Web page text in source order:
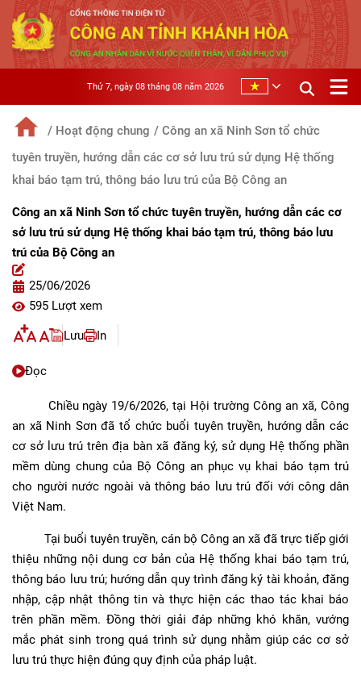
Thứ 7, ngày 08 tháng 08 năm 2026
/ Hoạt động chung / Công an xã Ninh Sơn tổ chức
tuyên truyền, hướng dẫn các cơ sở lưu trú sử dụng Hệ thống
khai báo tạm trú, thông báo lưu trú của Bộ Công an
Công an xã Ninh Sơn tổ chức tuyên truyền, hướng dẫn các cơ
sở lưu trú sử dụng Hệ thống khai báo tạm trú, thông báo lưu
trú của Bộ Công an
25/06/2026
595 Lượt xem
Lưu In
Đọc
Chiều ngày 19/6/2026, tại Hội trường Công an xã, Công
an xã Ninh Sơn đã tổ chức buổi tuyên truyền, hướng dẫn các
cơ sở lưu trú trên địa bàn xã đăng ký, sử dụng Hệ thống phần
mềm dùng chung của Bộ Công an phục vụ khai báo tạm trú
cho người nước ngoài và thông báo lưu trú đối với công dân
Việt Nam.
Tại buổi tuyên truyền, cán bộ Công an xã đã trực tiếp giới
thiệu những nội dung cơ bản của Hệ thống khai báo tạm trú,
thông báo lưu trú; hướng dẫn quy trình đăng ký tài khoản, đăng
nhập, cập nhật thông tin và thực hiện các thao tác khai báo
trên phần mềm. Đồng thời giải đáp những khó khăn, vướng
mắc phát sinh trong quá trình sử dụng nhằm giúp các cơ sở
lưu trú thực hiện đúng quy định của pháp luật.